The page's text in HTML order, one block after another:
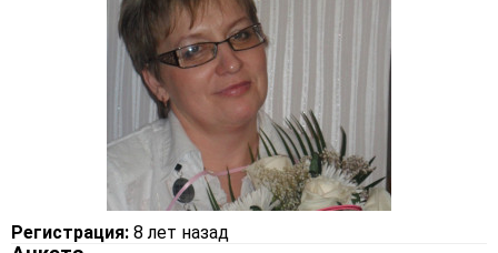
Регистрация: 8 лет назад